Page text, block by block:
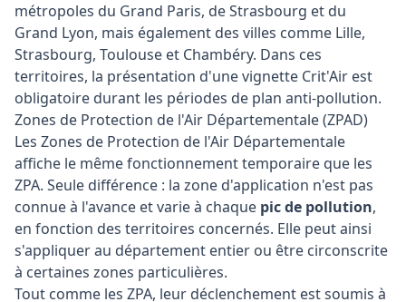
métropoles du Grand Paris, de Strasbourg et du
Grand Lyon, mais également des villes comme Lille,
Strasbourg, Toulouse et Chambéry. Dans ces
territoires, la présentation d'une vignette Crit'Air est
obligatoire durant les périodes de plan anti-pollution.
Zones de Protection de l'Air Départementale (ZPAD)
Les Zones de Protection de l'Air Départementale
affiche le même fonctionnement temporaire que les
ZPA. Seule différence : la zone d'application n'est pas
connue à l'avance et varie à chaque pic de pollution,
en fonction des territoires concernés. Elle peut ainsi
s'appliquer au département entier ou être circonscrite
à certaines zones particulières.
Tout comme les ZPA, leur déclenchement est soumis à